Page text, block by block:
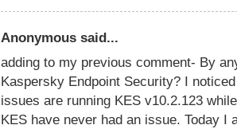
Anonymous said...
adding to my previous comment- By
Kaspersky Endpoint Security? I
issues are running KES v10.2.123
KES have never had an issue. Today I